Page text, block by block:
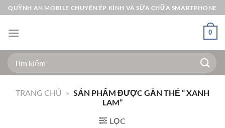
Bỏ
qua
nội
QUỲNH AN MOBILE CHUYÊN ÉP KÍNH VÀ SỬA CHỮA SMARTPHONE
0
Tìm
kiếm:
TRANG CHỦ » SẢN PHẨM ĐƯỢC GẮN THẺ “ XANH
LAM”
LỌC